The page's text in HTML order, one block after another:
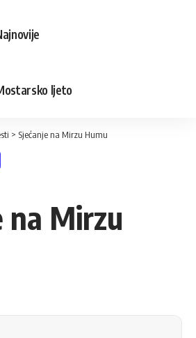
ljeto
> Sjećanje na Mirzu Humu
na Mirzu